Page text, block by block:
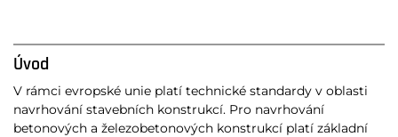
Úvod
V rámci evropské unie platí technické standardy v oblasti
navrhování stavebních konstrukcí. Pro navrhování
betonových a železobetonových konstrukcí platí základní